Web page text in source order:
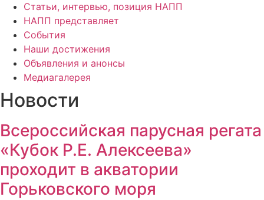
Статьи, интервью, позиция НАПП
НАПП представляет
События
Наши достижения
Объявления и анонсы
Медиагалерея
Новости
Всероссийская парусная регата
«Кубок Р.Е. Алексеева»
проходит в акватории
Горьковского моря